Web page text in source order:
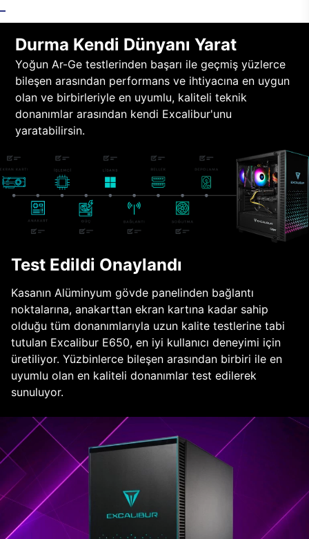
Durma Kendi Dünyanı Yarat
Yoğun Ar-Ge testlerinden başarı ile geçmiş yüzlerce
bileşen arasından performans ve ihtiyacına en uygun
olan ve birbirleriyle en uyumlu, kaliteli teknik
donanımlar arasından kendi Excalibur'unu
yaratabilirsin.
Test Edildi Onaylandı
Kasanın Alüminyum gövde panelinden bağlantı
noktalarına, anakarttan ekran kartına kadar sahip
olduğu tüm donanımlarıyla uzun kalite testlerine tabi
tutulan Excalibur E650, en iyi kullanıcı deneyimi için
üretiliyor. Yüzbinlerce bileşen arasından birbiri ile en
uyumlu olan en kaliteli donanımlar test edilerek
sunuluyor.